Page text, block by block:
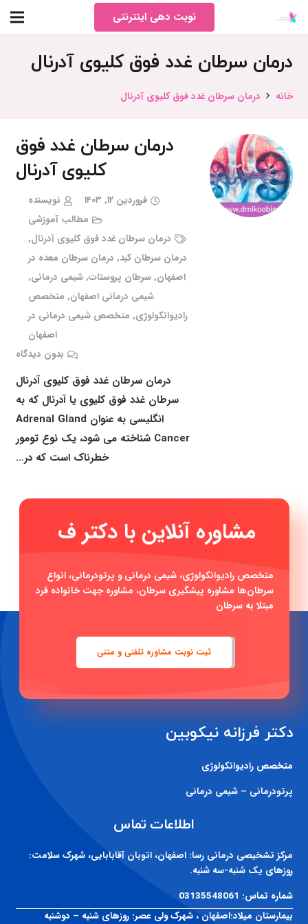
نوبت دهی اینترنتی
درمان سرطان غدد فوق کلیوی آدرنال
خانه درمان سرطان غدد فوق کلیوی آدرنال
درمان سرطان غدد فوق
کلیوی آدرنال
فروردین ۱۲, ۱۴۰۳
نویسنده
مطالب آموزشی
درمان سرطان غدد فوق کلیوی آدرنال,
درمان سرطان کبد, درمان سرطان معده در
اصفهان,سرطان پروستات,شیمی درمانی,
شیمی درمانی اصفهان, متخصص
رادیوانکولوژی, متخصص شیمی درمانی در
اصفهان
بدون دیدگاه
درمان سرطان غدد فوق کلیوی آدرنال
سرطان غدد فوق کلیوی یا آدرنال که به
انگلیسی به عنوان Adrenal Gland
Cancer شناخته می شود، یک نوع تومور
خطرناک است که در…
مشاوره آنلاین با|
متخصص رادیوانکولوژی، شیمی درمانی و پرتودرمانی، انواع
سرطان‌ها مشاوره پیشگیری سرطان، مشاوره جهت خانواده فرد
مبتلا به سرطان
ثبت نوبت مشاوره تلفنی و متنی
دکتر فرزانه نیکوبین
متخصص رادیوانکولوژی
پرتودرمانی – شیمی درمانی
اطلاعات تماس
مرکز تشخیصی درمانی رسا: اصفهان، اتوبان آقابابایی، شهرک سلامت:
روزهای یک شنبه-سه شنبه.
شماره تماس: 03135548061
بیمارستان میلاد:اصفهان ، شهرک ولی عصر: روزهای شنبه – دوشنبه